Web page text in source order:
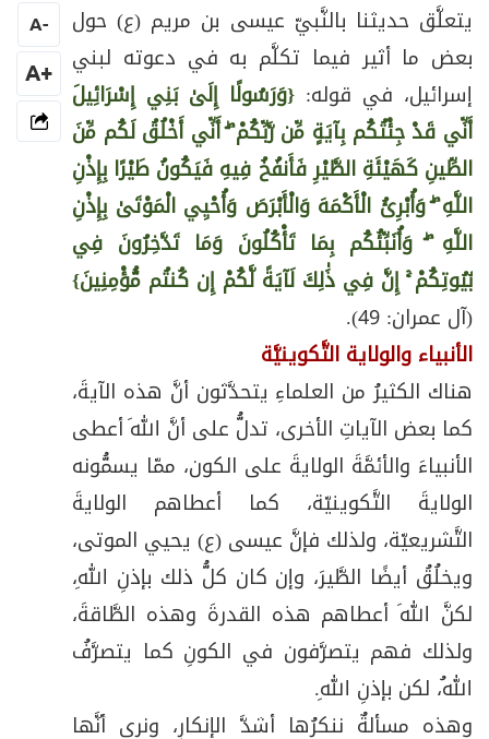
يتعلَّق حديثنا بالنَّبيّ عيسى بن مريم (ع) حول
بعض ما أثير فيما تكلَّم به في دعوته لبني
إسرائيل، في قوله: {وَرَسُولًا إِلَىٰ بَنِي إِسْرَائِيلَ
أَنِّي قَدْ جِئْتُكُم بِآيَةٍ مِّن رَّبِّكُمْ ۖ أَنِّي أَخْلُقُ لَكُم مِّنَ
الطِّينِ كَهَيْئَةِ الطَّيْرِ فَأَنفُخُ فِيهِ فَيَكُونُ طَيْرًا بِإِذْنِ
اللَّهِ ۖ وَأُبْرِئُ الْأَكْمَهَ وَالْأَبْرَصَ وَأُحْيِي الْمَوْتَىٰ بِإِذْنِ
اللَّهِ ۖ وَأُنَبِّئُكُم بِمَا تَأْكُلُونَ وَمَا تَدَّخِرُونَ فِي
بُيُوتِكُمْ ۚ إِنَّ فِي ذَٰلِكَ لَآيَةً لَّكُمْ إِن كُنتُم مُّؤْمِنِينَ}
(آل عمران: 49).
الأنبياء والولاية التَّكوينيَّة
هناك الكثيرُ من العلماءِ يتحدَّثون أنَّ هذه الآيةَ،
كما بعض الآياتِ الأخرى، تدلُّ على أنَّ اللهَ أعطى
الأنبياءَ والأئمَّةَ الولايةَ على الكون، ممّا يسمُّونه
الولايةَ التَّكوينيّة، كما أعطاهم الولايةَ
التَّشريعيّة، ولذلك فإنَّ عيسى (ع) يحيي الموتى،
ويخلُقُ أيضًا الطَّيرَ، وإن كان كلُّ ذلك بإذنِ اللهِ،
لكنَّ اللهَ أعطاهم هذه القدرةَ وهذه الطَّاقةَ،
ولذلك فهم يتصرَّفون في الكونِ كما يتصرَّفُ
اللهُ، لكن بإذنِ اللهِ.
وهذه مسألةٌ ننكرُها أشدَّ الإنكارِ، ونرى أنَّها
-
A
+A